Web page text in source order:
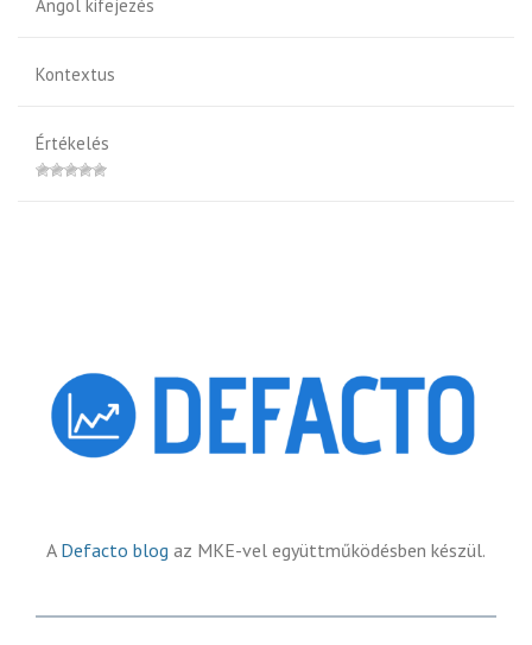
Angol kifejezés
Kontextus
Értékelés
A Defacto blog az MKE-vel együttműködésben készül.